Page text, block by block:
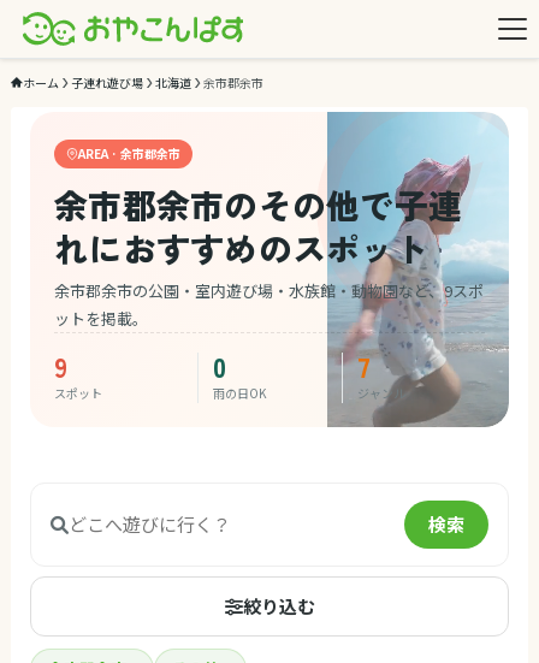
ホーム 子連れ遊び場 北海道 余市郡余市
AREA · 余市郡余市
余市郡余市のその他で子連
れにおすすめのスポット
余市郡余市の公園・室内遊び場・水族館・動物園など、9スポ
ットを掲載。
9
スポット
0
雨の日OK
7
ジャンル
検索
絞り込む